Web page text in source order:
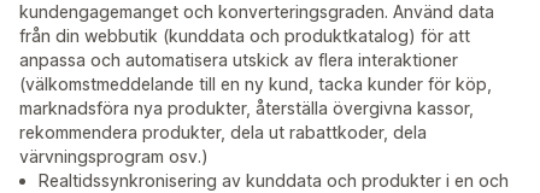
kundengagemanget och konverteringsgraden. Använd data
från din webbutik (kunddata och produktkatalog) för att
anpassa och automatisera utskick av flera interaktioner
(välkomstmeddelande till en ny kund, tacka kunder för köp,
marknadsföra nya produkter, återställa övergivna kassor,
rekommendera produkter, dela ut rabattkoder, dela
värvningsprogram osv.)
Realtidssynkronisering av kunddata och produkter i en och